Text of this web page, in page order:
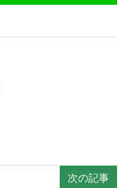
次の記事